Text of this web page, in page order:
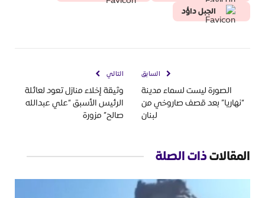
الجبل داؤد
السابق
الصورة ليست لسماء مدينة
“نهاريا” بعد قصف صاروخي من
لبنان
التالي
وثيقة إخلاء منازل تعود لعائلة
الرئيس الأسبق “علي عبدالله
صالح” مزورة
المقالاتذات الصلة